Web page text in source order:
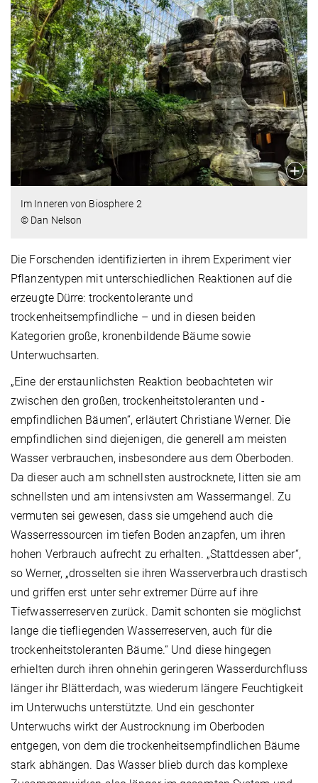
Im Inneren von Biosphere 2
© Dan Nelson
Die Forschenden identifizierten in ihrem Experiment vier
Pflanzentypen mit unterschiedlichen Reaktionen auf die
erzeugte Dürre: trockentolerante und
trockenheitsempfindliche – und in diesen beiden
Kategorien große, kronenbildende Bäume sowie
Unterwuchsarten.
„Eine der erstaunlichsten Reaktion beobachteten wir
zwischen den großen, trockenheitstoleranten und -
empfindlichen Bäumen“, erläutert Christiane Werner. Die
empfindlichen sind diejenigen, die generell am meisten
Wasser verbrauchen, insbesondere aus dem Oberboden.
Da dieser auch am schnellsten austrocknete, litten sie am
schnellsten und am intensivsten am Wassermangel. Zu
vermuten sei gewesen, dass sie umgehend auch die
Wasserressourcen im tiefen Boden anzapfen, um ihren
hohen Verbrauch aufrecht zu erhalten. „Stattdessen aber“,
so Werner, „drosselten sie ihren Wasserverbrauch drastisch
und griffen erst unter sehr extremer Dürre auf ihre
Tiefwasserreserven zurück. Damit schonten sie möglichst
lange die tiefliegenden Wasserreserven, auch für die
trockenheitstoleranten Bäume.“ Und diese hingegen
erhielten durch ihren ohnehin geringeren Wasserdurchfluss
länger ihr Blätterdach, was wiederum längere Feuchtigkeit
im Unterwuchs unterstützte. Und ein geschonter
Unterwuchs wirkt der Austrocknung im Oberboden
entgegen, von dem die trockenheitsempfindlichen Bäume
stark abhängen. Das Wasser blieb durch das komplexe